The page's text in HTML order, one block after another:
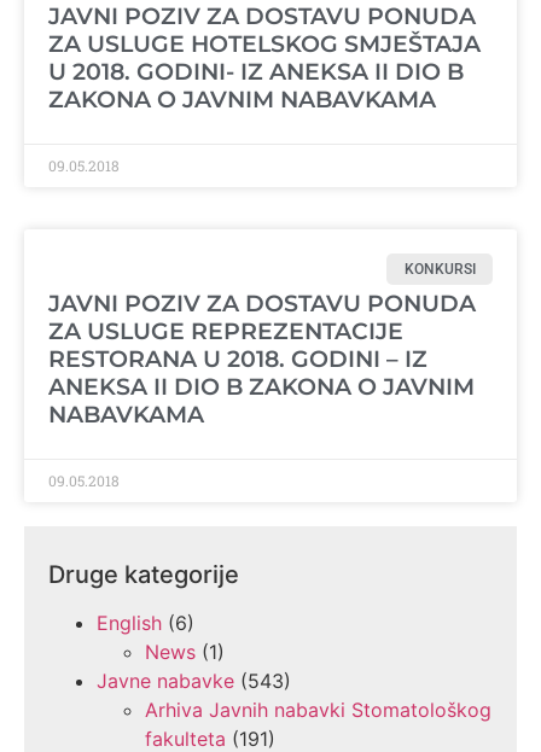
JAVNI POZIV ZA DOSTAVU PONUDA
ZA USLUGE HOTELSKOG SMJEŠTAJA
U 2018. GODINI- IZ ANEKSA II DIO B
ZAKONA O JAVNIM NABAVKAMA
09.05.2018
KONKURSI
JAVNI POZIV ZA DOSTAVU PONUDA
ZA USLUGE REPREZENTACIJE
RESTORANA U 2018. GODINI – IZ
ANEKSA II DIO B ZAKONA O JAVNIM
NABAVKAMA
09.05.2018
Druge kategorije
English (6)
News (1)
Javne nabavke (543)
Arhiva Javnih nabavki Stomatološkog
fakulteta (191)